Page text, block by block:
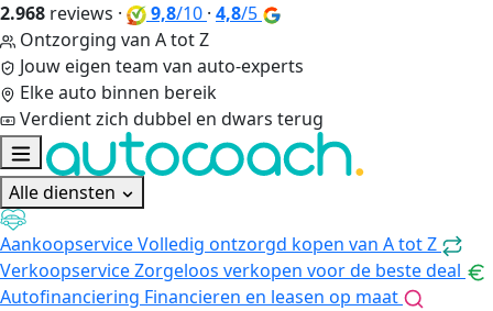
2.968 reviews · 9,8/10 · 4,8/5
Ontzorging van A tot Z
Jouw eigen team van auto-experts
Elke auto binnen bereik
Verdient zich dubbel en dwars terug
Alle diensten
AankoopserviceVolledig ontzorgd kopen van A tot Z
VerkoopserviceZorgeloos verkopen voor de beste deal
Autofinanciering Financieren en leasen op maat